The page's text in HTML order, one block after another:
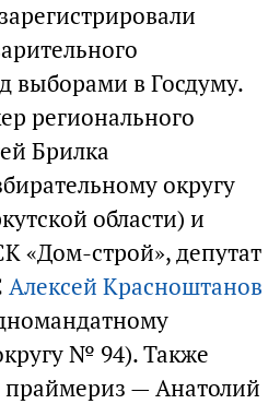
выборами в Госдуму.
регионального
Брилка
округу
области) и
«Дом-строй», депутат
Алексей Красноштанов
№ 94). Также
праймериз — Анатолий